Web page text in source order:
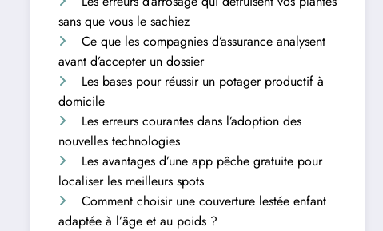
sans que vous le sachiez
Ce que les compagnies d’assurance analysent
avant d’accepter un dossier
Les bases pour réussir un potager productif à
domicile
Les erreurs courantes dans l’adoption des
nouvelles technologies
Les avantages d’une app pêche gratuite pour
localiser les meilleurs spots
Comment choisir une couverture lestée enfant
adaptée à l’âge et au poids ?